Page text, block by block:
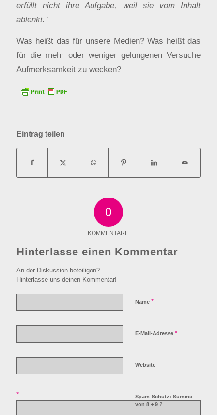
erfüllt nicht ihre Aufgabe, weil sie vom Inhalt
ablenkt.“
Was heißt das für unsere Medien? Was heißt das
für die mehr oder weniger gelungenen Versuche
Aufmerksamkeit zu wecken?
Eintrag teilen
0
KOMMENTARE
Hinterlasse einen Kommentar
An der Diskussion beteiligen?
Hinterlasse uns deinen Kommentar!
Name *
E-Mail-Adresse *
Website
Spam-Schutz: Summe
von 8 + 9 ?
*